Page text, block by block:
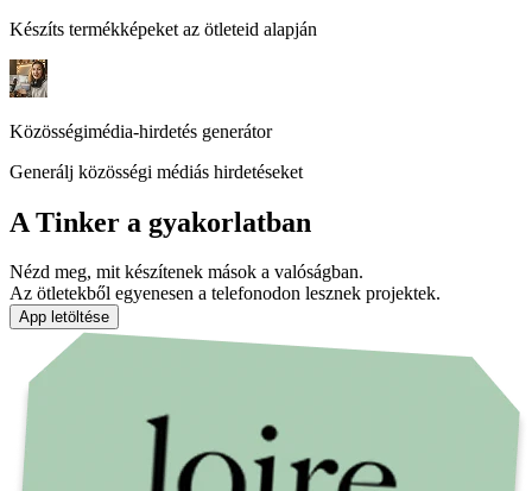
Készíts termékképeket az ötleteid alapján
Közösségimédia-hirdetés generátor
Generálj közösségi médiás hirdetéseket
A Tinker a gyakorlatban
Nézd meg, mit készítenek mások a valóságban.
Az ötletekből egyenesen a telefonodon lesznek projektek.
App letöltése